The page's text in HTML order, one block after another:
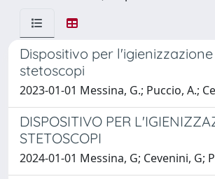
Dispositivo per
stetoscopi
2023-01-01 Messina, G.; Puccio, A.;
DISPOSITIVO PER
STETOSCOPI
2024-01-01 Messina, G; Cevenini, G;